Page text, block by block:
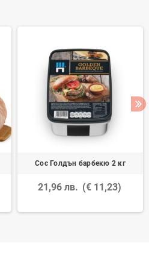
Сос Голдън барбекю 2 кг
21,96 лв. (€ 11,23)